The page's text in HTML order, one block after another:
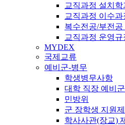
교직과정 설치
교직과정 이수과
복수전공/부전공
교직과정 운영규
MYDEX
국제교류
예비군-병무
학생병무사항
대학 직장 예비
민방위
군 장학생 지원
학사사관(장교)